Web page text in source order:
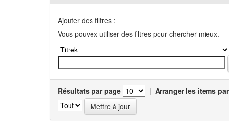
Ajouter des filtres :
Vous pouvex utiliser des filtres pour chercher mieux.
Résultats par page | Arranger les items par